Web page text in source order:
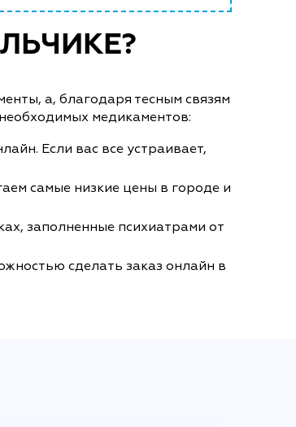
а, благодаря тесным связям
медикаментов:
Если вас все устраивает,
самые низкие цены в городе и
заполненные психиатрами от
сделать заказ онлайн в